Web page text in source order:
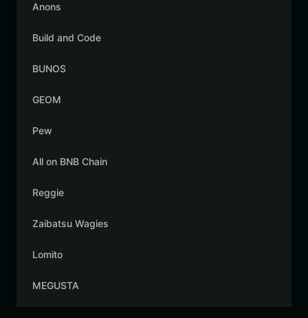
Anons
Build and Code
BUNOS
GEOM
Pew
All on BNB Chain
Reggie
Zaibatsu Wagies
Lomito
MEGUSTA